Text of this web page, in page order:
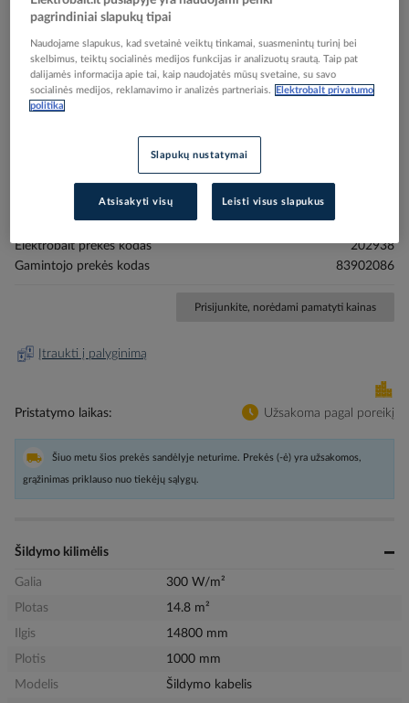
Skip
Reali prekė gali skirtis nuo pavaizduotos nuotraukoje
Kilimėlis šildymui 14.8m2 4250W 400V 1x14.8m
įvažiavimų, laiptų, takų ir pandusų DEVIsnow 300T
(DTCE) - DEVI
Elektrobalt prekės kodas
202938
Gamintojo prekės kodas
83902086
Prisijunkite, norėdami pamatyti kainas
Įtraukti į palyginimą
Pristatymo laikas Užsakoma pagal poreikį
Šiuo metu šios prekės sandėlyje neturime. Prekės (-ė) yra užsakomos,
grąžinimas priklauso nuo tiekėjų sąlygų.
Šildymo kilimėlis
Galia
300 W/m²
Plotas
14.8 m²
Ilgis
14800 mm
Plotis
1000 mm
Modelis
Šildymo kabelis
pagrindiniai slapukų tipai
Naudojame slapukus, kad svetainė veiktų tinkamai, suasmenintų turinį bei
skelbimus, teiktų socialinės medijos funkcijas ir analizuotų srautą. Taip pat
dalijamės informacija apie tai, kaip naudojatės mūsų svetaine, su savo
socialinės medijos, reklamavimo ir analizės partneriais.
Elektrobalt privatumo
politika
Slapukų nustatymai
Atsisakyti visų Leisti visus slapukus